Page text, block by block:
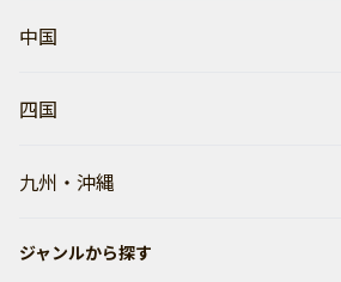
中国
四国
九州・沖縄
ジャンルから探す